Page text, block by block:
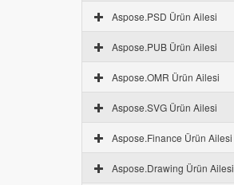
Aspose.PSD Ürün Ailesi
Aspose.PUB Ürün Ailesi
Aspose.OMR Ürün Ailesi
Aspose.SVG Ürün Ailesi
Aspose.Finance Ürün Ailesi
Aspose.Drawing Ürün Ailesi